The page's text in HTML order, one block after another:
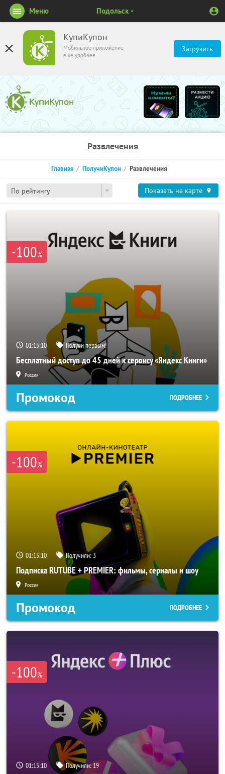
КупиКупон
Мобильное приложение
ещё удобнее
Загрузить
Меню Подольск
Развлечения
По рейтингу
Главная ПолучиКупон Развлечения
Показать на карте
-100%
01:15:10 Получи первым!
Бесплатный доступ до 45 дней к сервису «Яндекс Книги»
Россия
Промокод ПОДРОБНЕЕ
-100%
01:15:10 Получили: 3
Подписка RUTUBE + PREMIER: фильмы, сериалы и шоу
Россия
Промокод ПОДРОБНЕЕ
-100%
01:15:10 Получили:19